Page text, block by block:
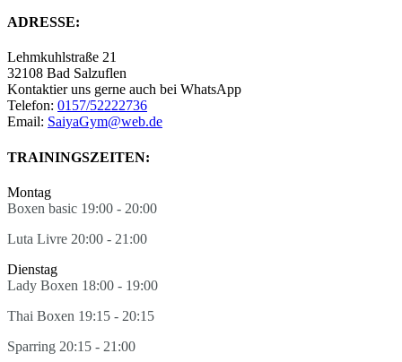
ADRESSE:
Lehmkuhlstraße 21
32108 Bad Salzuflen
Kontaktier uns gerne auch bei WhatsApp
Telefon: 0157/52222736
Email: SaiyaGym@web.de
TRAININGSZEITEN:
Montag
Boxen basic 19:00 - 20:00
Luta Livre 20:00 - 21:00
Dienstag
Lady Boxen 18:00 - 19:00
Thai Boxen 19:15 - 20:15
Sparring 20:15 - 21:00